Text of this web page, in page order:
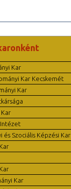
Kar
Kar Kecskemét
Kar
Intézet
és Szociális Képzési Kar
Kar